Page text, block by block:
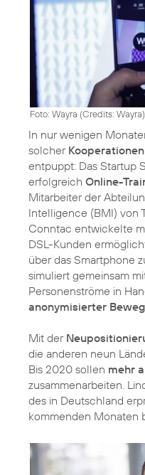
Foto: Wayra (Credits: Wayra)
In nur wenigen
solcher
entpuppt: Das Startup
erfolgreich Online-
Mitarbeiter der
Intelligence (BMI) von
Conntac entwickelte
DSL-Kunden
über das Smartphone
simuliert gemeinsam
Personenströme in
anonymisierter
Mit der
die anderen neun
Bis 2020 sollen mehr
zusammenarbeiten.
des in Deutschland
kommenden Monaten